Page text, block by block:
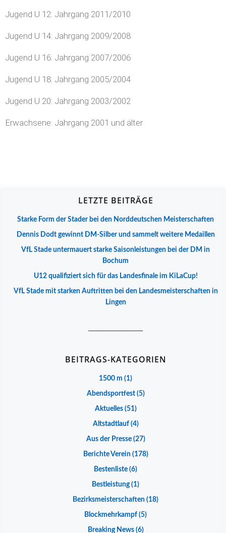
Jugend U 12: Jahrgang 2011/2010
Jugend U 14: Jahrgang 2009/2008
Jugend U 16: Jahrgang 2007/2006
Jugend U 18: Jahrgang 2005/2004
Jugend U 20: Jahrgang 2003/2002
Erwachsene: Jahrgang 2001 und älter
LETZTE BEITRÄGE
Starke Form der Stader bei den Norddeutschen Meisterschaften
Dennis Dodt gewinnt DM-Silber und sammelt weitere Medaillen
VfL Stade untermauert starke Saisonleistungen bei der DM in
Bochum
U12 qualifiziert sich für das Landesfinale im KiLaCup!
VfL Stade mit starken Auftritten bei den Landesmeisterschaften in
Lingen
BEITRAGS-KATEGORIEN
1500 m (1)
Abendsportfest(5)
Aktuelles(51)
Altstadtlauf(4)
Aus der Presse(27)
Berichte Verein(178)
Bestenliste (6)
Bestleistung(1)
Bezirksmeisterschaften (18)
Blockmehrkampf (5)
Breaking News(6)